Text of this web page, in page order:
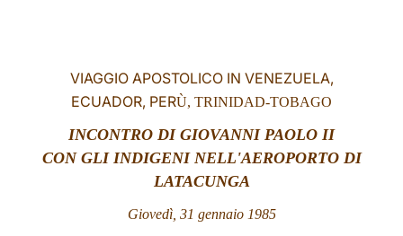
VIAGGIO APOSTOLICO IN VENEZUELA,
ECUADOR, PERÙ, TRINIDAD-TOBAGO
INCONTRO DI GIOVANNI PAOLO II
CON GLI INDIGENI NELL'AEROPORTO DI
LATACUNGA
Giovedì, 31 gennaio 1985